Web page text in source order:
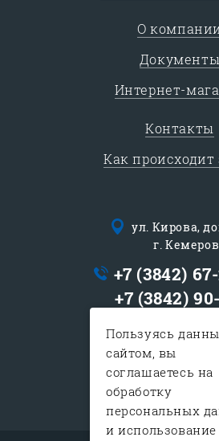
О
Документы
Интернет-
Контакты
Как происходит
ул. Кирова,
г.
+7 (3842)
+7 (3842)
с 9:00 до
в субботу с
воскресенье -
Пользуясь
сайтом, вы
соглашаетесь на
обработку
персональных
и использование